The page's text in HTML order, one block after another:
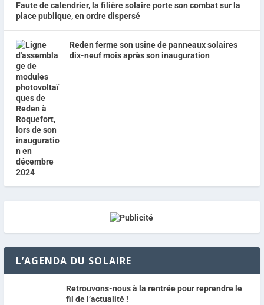
Faute de calendrier, la filière solaire porte son combat sur la
place publique, en ordre dispersé
Reden ferme son usine de panneaux solaires
dix-neuf mois après son inauguration
L’AGENDA DU SOLAIRE
Retrouvons-nous à la rentrée pour reprendre le
fil de l’actualité !